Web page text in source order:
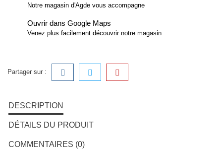
Notre magasin d'Agde vous accompagne
Ouvrir dans Google Maps
Venez plus facilement découvrir notre magasin
Partager sur :
DESCRIPTION
DÉTAILS DU PRODUIT
COMMENTAIRES (0)